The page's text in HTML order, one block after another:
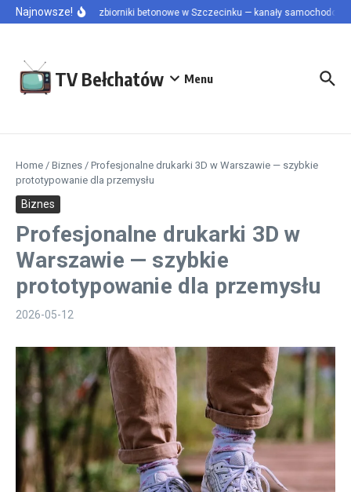
Przejdź do treści
Najnowsze!Szamba i zbiorniki betonowe w Szczecinku — kanały samochodowe i
TV Bełchatów Menu
Home / Biznes / Profesjonalne drukarki 3D w Warszawie — szybkie
prototypowanie dla przemysłu
Biznes
Profesjonalne drukarki 3D w
Warszawie — szybkie
prototypowanie dla przemysłu
2026-05-12